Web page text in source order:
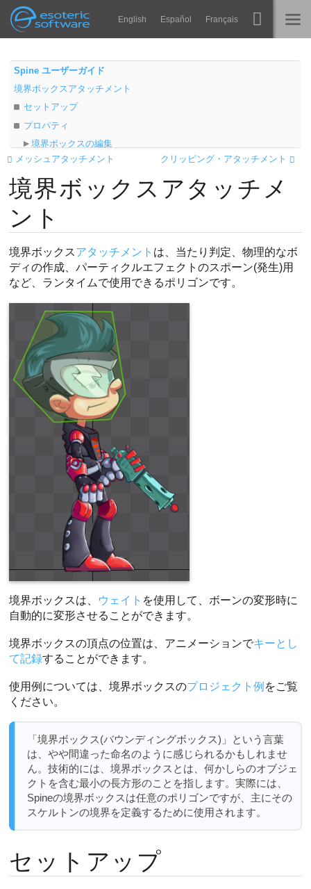
Esoteric Software
Navigation English Español Français
ホーム
ブログ
フォーラム
お問い合わせ
Spine
ランタイム
よくある質問
購入
Main Content
Spine ユーザーガイド
境界ボックスアタッチメント
セットアップ
プロパティ
境界ボックスの編集
フリーズ
編集モード
作成ツール
削除ツール
新規頂点モード
トランスフォームツール
ビデオ
クリッピング・アタッチメント
メッシュアタッチメント
境界ボックスアタッチメ
ント
境界ボックスアタッチメント は、当たり判定、物理的なボ
ディの作成、パーティクルエフェクトのスポーン(発生)用
など、ランタイムで使用できるポリゴンです。
境界ボックスは、 ウェイト を使用して、ボーンの変形時に
自動的に変形させることができます。
境界ボックスの頂点の位置は、アニメーションでキーとし
て記録することができます。
使用例については、境界ボックスのプロジェクト例 をご覧
ください。
「境界ボックス(バウンディングボックス)」という言葉
は、やや間違った命名のように感じられるかもしれませ
ん。技術的には、境界ボックスとは、何かしらのオブジェ
クトを含む最小の長方形のことを指します。実際には、
Spineの境界ボックスは任意のポリゴンですが、主にその
スケルトンの境界を定義するために使用されます。
セットアップ